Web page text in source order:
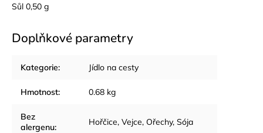
Sůl 0,50 g
Doplňkové parametry
Kategorie: Jídlo na cesty
Hmotnost: 0.68 kg
Bez
alergenu: Hořčice, Vejce, Ořechy, Sója